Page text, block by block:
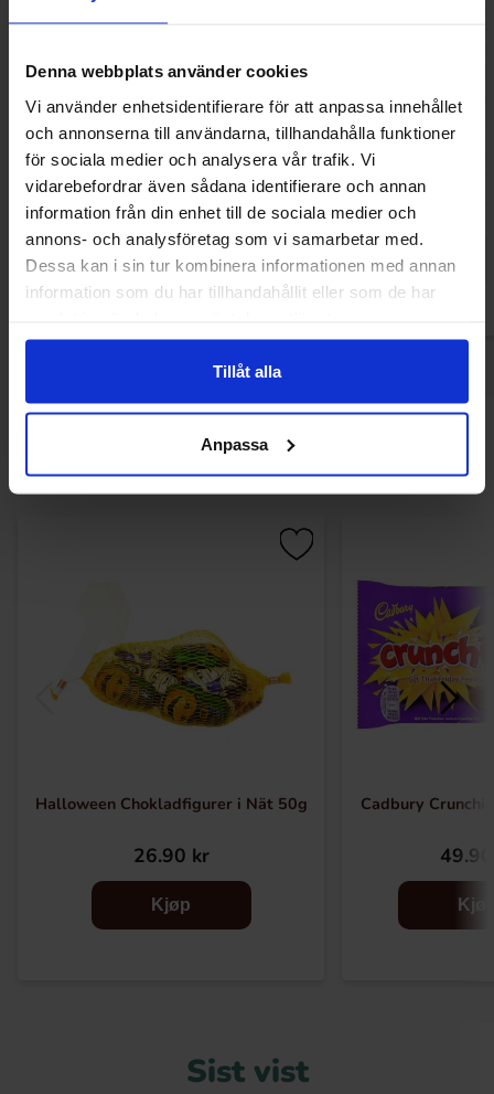
Denna webbplats använder cookies
Vi använder enhetsidentifierare för att anpassa innehållet
och annonserna till användarna, tillhandahålla funktioner
för sociala medier och analysera vår trafik. Vi
vidarebefordrar även sådana identifierare och annan
information från din enhet till de sociala medier och
annons- och analysföretag som vi samarbetar med.
Dessa kan i sin tur kombinera informationen med annan
information som du har tillhandahållit eller som de har
Tillåt alla
Anpassa
Uncle Jims Pancake Syrup 250ml
40.91 kr
Kjøp
Quaker Oats So
Andre kjøpte også
Halloween Chokladfigurer i Nät 50g
26.90 kr
Kjøp
Cadbury
Sist vist